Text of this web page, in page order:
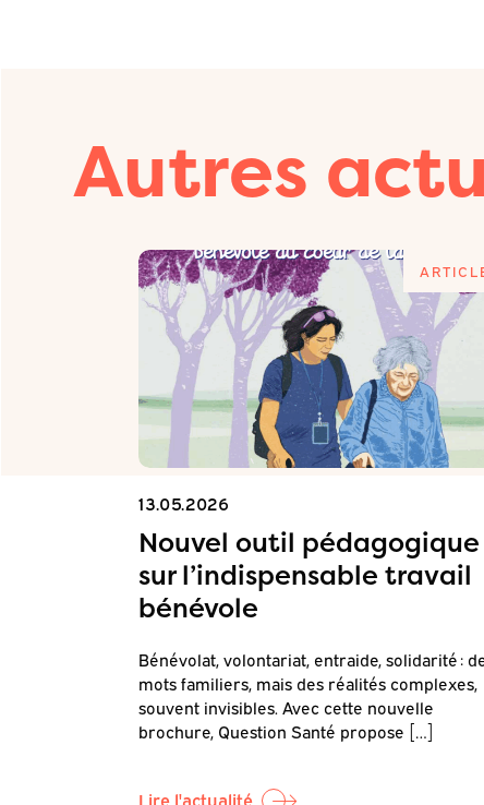
Autres
13.05.2026
Nouvel outil pédagogique
sur l’indispensable travail
bénévole
Bénévolat, volontariat, entraide, solidarité :
mots familiers, mais des réalités complexes,
souvent invisibles. Avec cette nouvelle
brochure, Question Santé propose […]
Lire l'actualité